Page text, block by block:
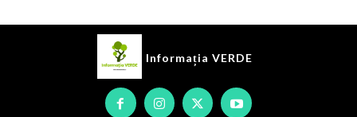
Informația VERDE